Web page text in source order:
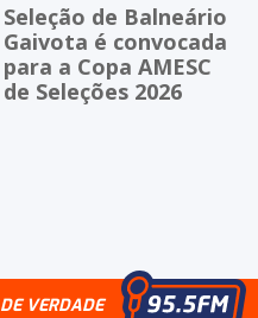
Seleção de Balneário
Gaivota é convocada
para a Copa AMESC
de Seleções 2026
VERDADE